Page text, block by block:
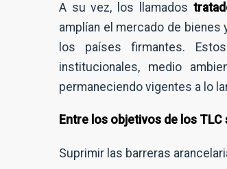
A su vez, los llamados
amplían el mercado de
los países firmantes.
institucionales, medio
permaneciendo vigentes a lo
Entre los objetivos de los TLC
Suprimir las barreras